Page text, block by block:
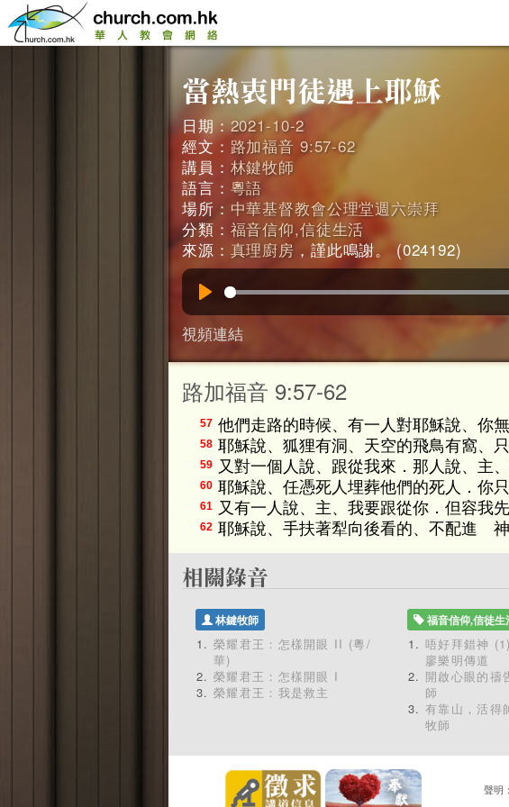
日期：2021-10-2
經文： 路加福音 9:57-62
講員： 林鍵牧師
語言： 粵語
場所： 中華基督教會公理堂週六崇拜
分類： 福音信仰,信徒生活
來源： 真理廚房 ，謹此鳴謝。 (024192)
視頻連結
路加福音 9:57-62
57 他們走路的時候、有一人對耶穌說、你
58 耶穌說、狐狸有洞、天空的飛鳥有窩、
59 又對一個人說、跟從我來．那人說、主
60 耶穌說、任憑死人埋葬他們的死人．你
61 又有一人說、主、我要跟從你．但容我
62 耶穌說、手扶著犁向後看的、不配進 神
林鍵牧師
榮耀君王：怎樣開眼 II (粵/
華)
榮耀君王：怎樣開眼 I
榮耀君王：我是救主
福音信仰,信徒生
唔好拜錯神
廖樂明傳道
開啟心眼的禱
師
有靠山，活得
牧師
聲明